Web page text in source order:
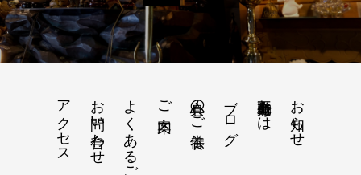
お知らせ
命光不動尊とは
ブログ
真心のご供養
ご案内
よくあるご質問
お問い合わせ
アクセス